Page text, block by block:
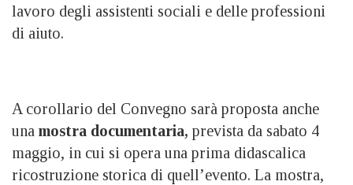
lavoro degli assistenti sociali e delle professioni
di aiuto.
A corollario del Convegno sarà proposta anche
una mostra documentaria, prevista da sabato 4
maggio, in cui si opera una prima didascalica
ricostruzione storica di quell’evento. La mostra,